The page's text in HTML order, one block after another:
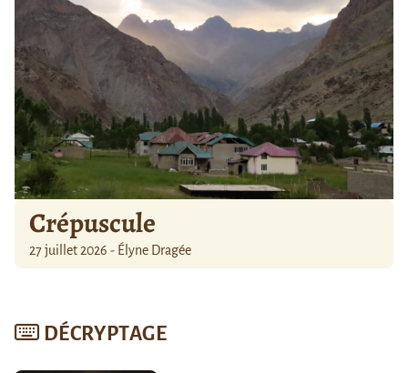
Crépuscule
27 juillet 2026 - Élyne Dragée
DÉCRYPTAGE